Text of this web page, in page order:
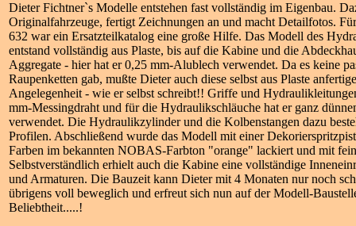
Dieter Fichtner`s Modelle entstehen fast vollständig im Eigenbau.
Originalfahrzeuge, fertigt Zeichnungen an und macht Detailfotos.
632 war ein Ersatzteilkatalog eine große Hilfe. Das Modell des
entstand vollständig aus Plaste, bis auf die Kabine und die
Aggregate - hier hat er 0,25 mm-Alublech verwendet. Da es keine
Raupenketten gab, mußte Dieter auch diese selbst aus Plaste
Angelegenheit - wie er selbst schreibt!! Griffe und
mm-Messingdraht und für die Hydraulikschläuche hat er ganz
verwendet. Die Hydraulikzylinder und die Kolbenstangen dazu
Profilen. Abschließend wurde das Modell mit einer
Farben im bekannten NOBAS-Farbton "orange" lackiert und mit
Selbstverständlich erhielt auch die Kabine eine vollständige
und Armaturen. Die Bauzeit kann Dieter mit 4 Monaten nur noch
übrigens voll beweglich und erfreut sich nun auf der Modell-
Beliebtheit.....!